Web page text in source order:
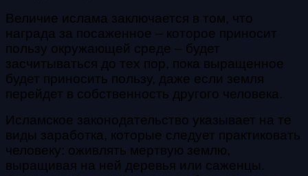
Величие ислама заключается в том, что
награда за посаженное – которое приносит
пользу окружающей среде – будет
засчитываться до тех пор, пока выращенное
будет приносить пользу, даже если земля
перейдет в собственность другого человека.
Исламское законодательство указывает на те
виды заработка, которые следует практиковать
человеку: оживлять мертвую землю,
выращивая на ней деревья или саженцы.